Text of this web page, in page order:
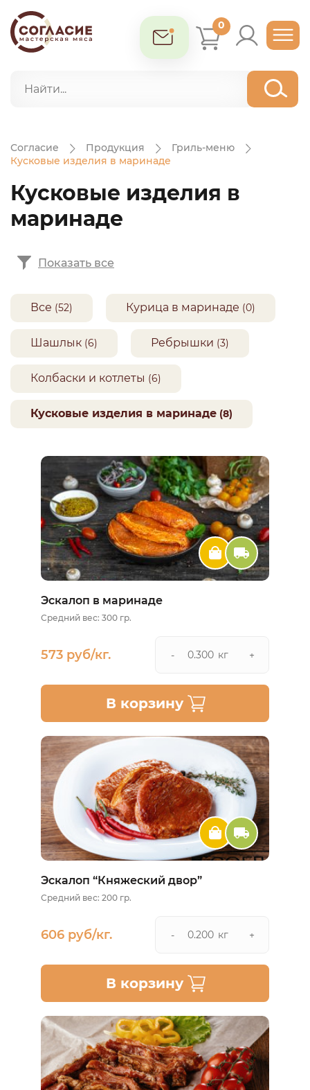
0
Согласие Продукция
Гриль-меню
Кусковые изделия в маринаде
Кусковые изделия в
маринаде
Показать все
Все (52) Курица в маринаде (0)
Шашлык (6) Ребрышки (3)
Колбаски и котлеты (6)
Кусковые изделия в маринаде (8)
Эскалоп в маринаде
Средний вес: 300 гр.
573 руб/кг. - кг +
В корзину
Эскалоп “Княжеский двор”
Средний вес: 200 гр.
606 руб/кг. - кг +
В корзину